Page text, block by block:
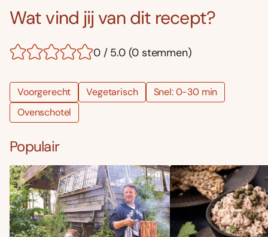
Wat vind jij van dit recept?
0 / 5.0 (0 stemmen)
Voorgerecht Vegetarisch
Snel: 0-30 min
Ovenschotel
Populair